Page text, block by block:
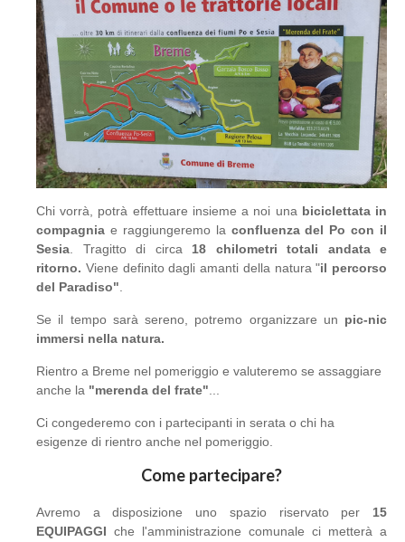
Chi vorrà, potrà effettuare insieme a noi una biciclettata in
compagnia e raggiungeremo la confluenza del Po con il
Sesia . Tragitto di circa 18 chilometri totali andata e
ritorno. Viene definito dagli amanti della natura "il percorso
del Paradiso"
Se il tempo sarà sereno, potremo organizzare un pic-nic
immersi nella natura.
Rientro a Breme nel pomeriggio e valuteremo se assaggiare
anche la "merenda del frate"
Ci congederemo con i partecipanti in serata o chi ha
esigenze di rientro anche nel pomeriggio.
Come partecipare?
Avremo a disposizione uno spazio riservato per 15
EQUIPAGGI che l'amministrazione comunale ci metterà a